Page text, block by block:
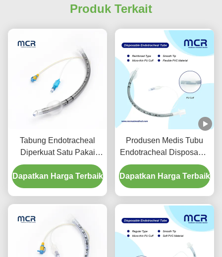
Produk Terkait
Tabung Endotracheal
Diperkuat Satu Pakai
Dengan Port Penyedutan
Untuk Pencegahan VAP
Dapatkan Harga Terbaik
Produsen Medis Tubu
Endotracheal Disposable
Diperkuat Bebas DEHP
Dapatkan Harga Terbaik